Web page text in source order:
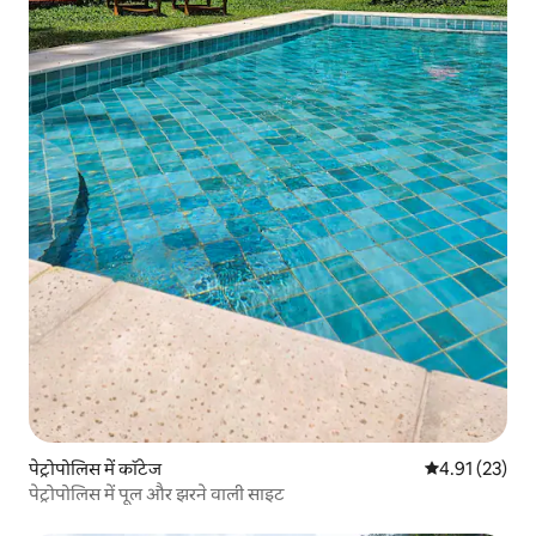
पेट्रोपोलिस में कॉटेज औसत रेटिंग 5 में
4.91 (23)
पेट्रोपोलिस में पूल और झरने वाली साइट